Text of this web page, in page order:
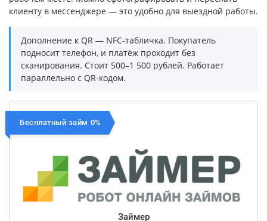
клиенту в мессенджере — это удобно для выездной работы.
Дополнение к QR — NFC-табличка. Покупатель
подносит телефон, и платёж проходит без
сканирования. Стоит 500–1 500 рублей. Работает
параллельно с QR-кодом.
Бесплатный займ 0%
Займер